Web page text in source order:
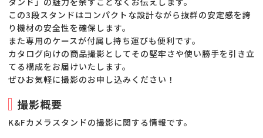
この3段スタンドはコンパクトな設計ながら抜群の安定感を誇
り機材の安全性を確保します。
また専用のケースが付属し持ち運びも便利です。
カタログ向けの商品撮影としてその堅牢さや使い勝手を引き立
てる構成をお届けいたします。
ぜひお気軽に撮影のお申し込みください！
撮影概要
K&Fカメラスタンドの撮影に関する情報です。